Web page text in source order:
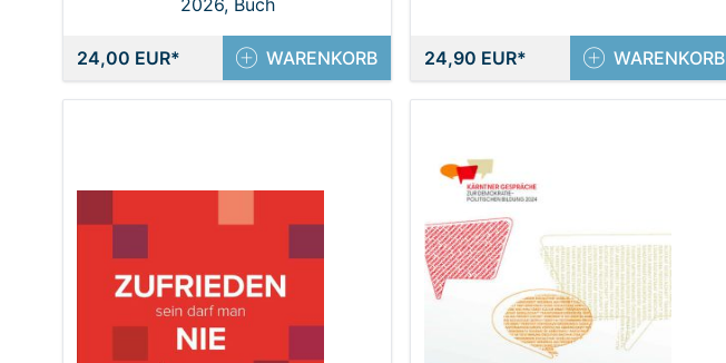
Julia Stroj
2026, Buch
24,00 EUR WARENKORB 24,90 EUR WARENKORB